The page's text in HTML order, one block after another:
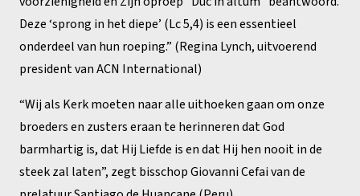
Deze ‘sprong in het diepe’ (Lc 5,4) is een essentieel
onderdeel van hun roeping.” (Regina Lynch, uitvoerend
president van ACN International)
“Wij als Kerk moeten naar alle uithoeken gaan om onze
broeders en zusters eraan te herinneren dat God
barmhartig is, dat Hij Liefde is en dat Hij hen nooit in de
steek zal laten”, zegt bisschop Giovanni Cefai van de